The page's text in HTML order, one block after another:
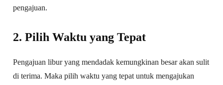
pengajuan.
2. Pilih Waktu yang Tepat
Pengajuan libur yang mendadak kemungkinan besar akan sulit
di terima. Maka pilih waktu yang tepat untuk mengajukan